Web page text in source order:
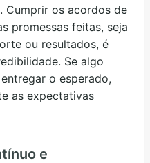
Cumprir os acordos de
promessas feitas, seja
ou resultados, é
Se algo
o esperado,
as expectativas
e